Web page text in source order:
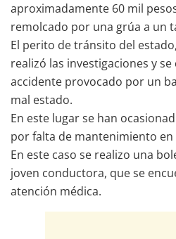
aproximadamente 60 mil
remolcado por una grúa a un
El perito de tránsito del
realizó las investigaciones y
accidente provocado por un
mal estado.
En este lugar se han
por falta de mantenimiento
En este caso se realizo una
joven conductora, que se
atención médica.